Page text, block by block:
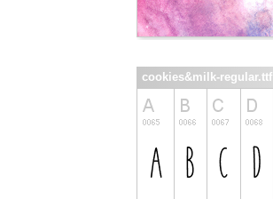
cookies&milk-regular.ttf